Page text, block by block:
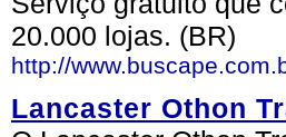
20.000 lojas. (BR)
http://
Lancaster Othon